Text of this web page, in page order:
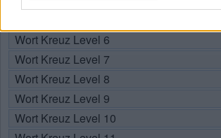
Wort Kreuz Level 6
Wort Kreuz Level 7
Wort Kreuz Level 8
Wort Kreuz Level 9
Wort Kreuz Level 10